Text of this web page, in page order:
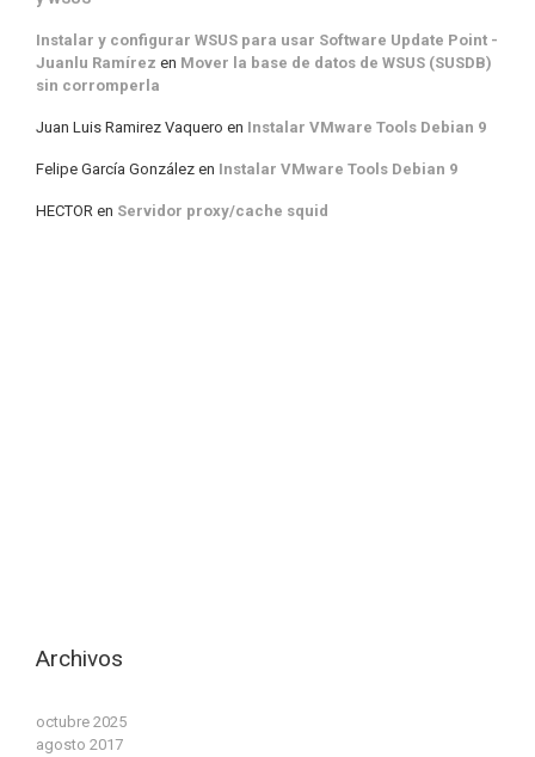
Instalar y configurar WSUS para usar Software Update Point -
Juanlu Ramírez en Mover la base de datos de WSUS (SUSDB)
sin corromperla
Juan Luis Ramirez Vaquero en Instalar VMware Tools Debian 9
Felipe García González en Instalar VMware Tools Debian 9
HECTOR en Servidor proxy/cache squid
Archivos
octubre 2025
agosto 2017